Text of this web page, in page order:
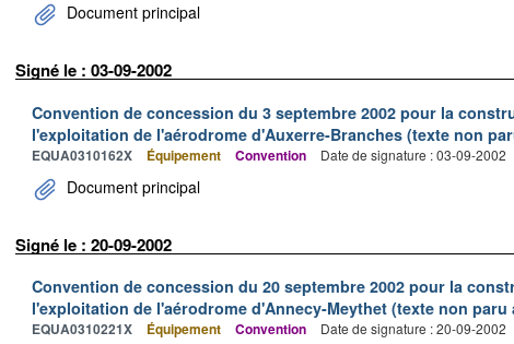
Document principal
Signé le : 03-09-2002
Convention de concession du 3 septembre 2002 pour la
l'exploitation de l'aérodrome d'Auxerre-Branches (texte non
EQUA0310162X Équipement Convention Date de signature : 03-09-2002
Document principal
Signé le : 20-09-2002
Convention de concession du 20 septembre 2002 pour la
l'exploitation de l'aérodrome d'Annecy-Meythet (texte non
EQUA0310221X Équipement Convention Date de signature : 20-09-2002